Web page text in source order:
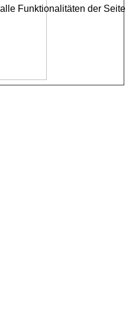
Funktionalitäten der Seite